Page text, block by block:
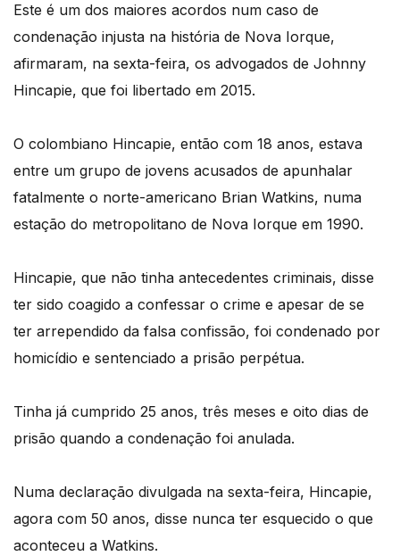
Este é um dos maiores acordos num caso de
condenação injusta na história de Nova Iorque,
afirmaram, na sexta-feira, os advogados de Johnny
Hincapie, que foi libertado em 2015.
O colombiano Hincapie, então com 18 anos, estava
entre um grupo de jovens acusados de apunhalar
fatalmente o norte-americano Brian Watkins, numa
estação do metropolitano de Nova Iorque em 1990.
Hincapie, que não tinha antecedentes criminais, disse
ter sido coagido a confessar o crime e apesar de se
ter arrependido da falsa confissão, foi condenado por
homicídio e sentenciado a prisão perpétua.
Tinha já cumprido 25 anos, três meses e oito dias de
prisão quando a condenação foi anulada.
Numa declaração divulgada na sexta-feira, Hincapie,
agora com 50 anos, disse nunca ter esquecido o que
aconteceu a Watkins.